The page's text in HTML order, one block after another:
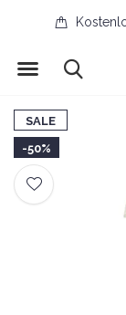
SALE
-50%